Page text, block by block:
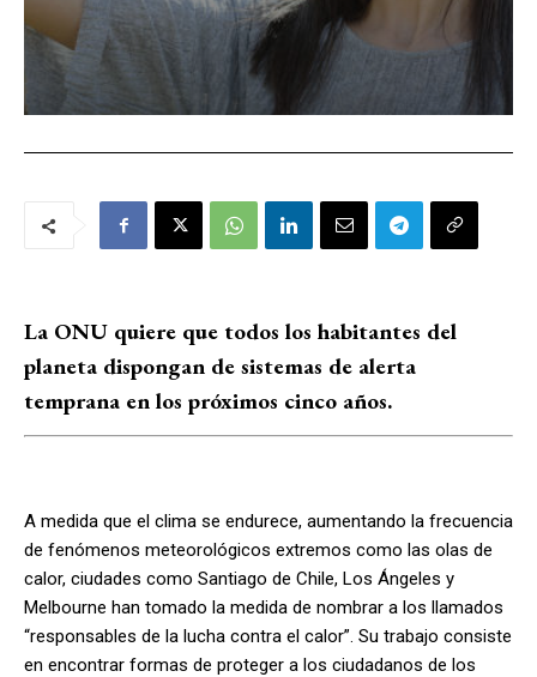
La ONU quiere que todos los habitantes del
planeta dispongan de sistemas de alerta
temprana en los próximos cinco años.
A medida que el clima se endurece, aumentando la frecuencia
de fenómenos meteorológicos extremos como las olas de
calor, ciudades como Santiago de Chile, Los Ángeles y
Melbourne han tomado la medida de nombrar a los llamados
“responsables de la lucha contra el calor”. Su trabajo consiste
en encontrar formas de proteger a los ciudadanos de los